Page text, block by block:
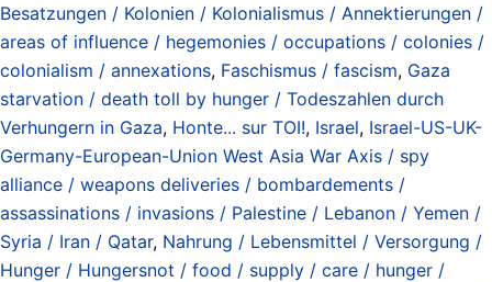
Besatzungen / Kolonien / Kolonialismus / Annektierungen /
areas of influence / hegemonies / occupations / colonies /
colonialism / annexations, Faschismus / fascism, Gaza
starvation / death toll by hunger / Todeszahlen durch
Verhungern in Gaza, Honte... sur TOI!, Israel, Israel-US-UK-
Germany-European-Union West Asia War Axis / spy
alliance / weapons deliveries / bombardements /
assassinations / invasions / Palestine / Lebanon / Yemen /
Syria / Iran / Qatar, Nahrung / Lebensmittel / Versorgung /
Hunger / Hungersnot / food / supply / care / hunger /